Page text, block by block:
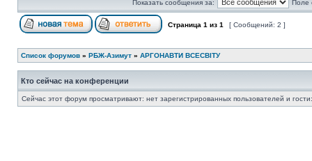
Показать сообщения за: Поле
Страница 1 из 1 [ Сообщений: 2 ]
Список форумов » РБЖ-Азимут » АРГОНАВТИ ВСЕСВIТУ
Кто сейчас на конференции
Сейчас этот форум просматривают: нет зарегистрированных пользователей и